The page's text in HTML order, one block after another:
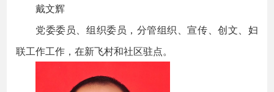
戴文辉
党委委员、组织委员，分管组织、宣传、创文、妇
联工作工作，在新飞村和社区驻点。